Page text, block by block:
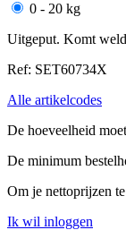
0 - 20 kg
Uitgeput. Komt
Ref: SET60734X
Alle artikelcodes
De hoeveelheid
De minimum
Om je nettoprijzen
Ik wil inloggen